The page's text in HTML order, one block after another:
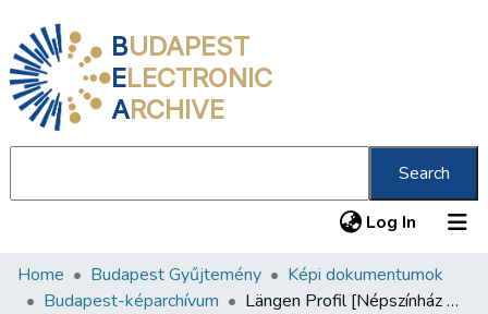
BUDAPEST
ELECTRONIC
ARCHIVE
Search
Log In (current)
Communities & Collections
Home Budapest Gyűjtemény
Képi dokumentumok
Budapest-képarchívum
Längen Profil [Népszínház tervrajz, keresztmetszet]